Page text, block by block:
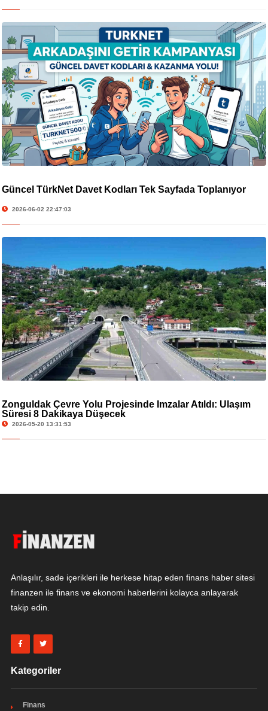
Güncel TürkNet Davet Kodları Tek Sayfada Toplanıyor
2026-06-02 22:47:03
Zonguldak Çevre Yolu Projesinde İmzalar Atıldı: Ulaşım
Süresi 8 Dakikaya Düşecek
2026-05-20 13:31:53
Anlaşılır, sade içerikleri ile herkese hitap eden finans haber sitesi
finanzen ile finans ve ekonomi haberlerini kolayca anlayarak
takip edin.
Kategoriler
Finans